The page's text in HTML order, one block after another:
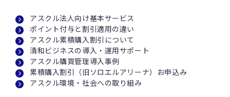
アスクル法人向け基本サービス
ポイント付与と割引適用の違い
アスクル累積購入割引について
清和ビジネスの導入・運用サポート
アスクル購買管理導入事例
累積購入割引（旧ソロエルアリーナ）お申込み
アスクル環境・社会への取り組み